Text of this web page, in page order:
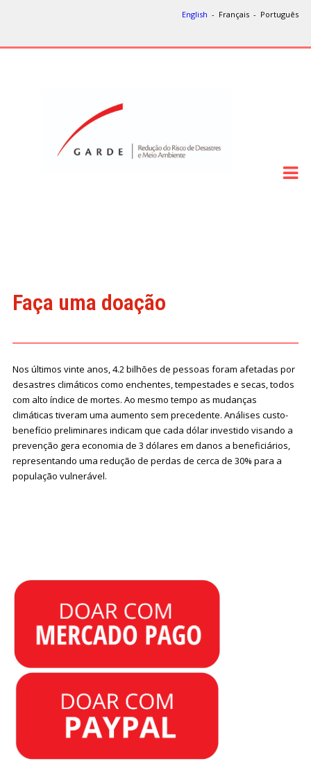
English - Français - Português
Faça uma doação
Nos últimos vinte anos, 4.2 bilhões de pessoas foram afetadas por
desastres climáticos como enchentes, tempestades e secas, todos
com alto índice de mortes. Ao mesmo tempo as mudanças
climáticas tiveram uma aumento sem precedente. Análises custo-
benefício preliminares indicam que cada dólar investido visando a
prevenção gera economia de 3 dólares em danos a beneficiários,
representando uma redução de perdas de cerca de 30% para a
população vulnerável.